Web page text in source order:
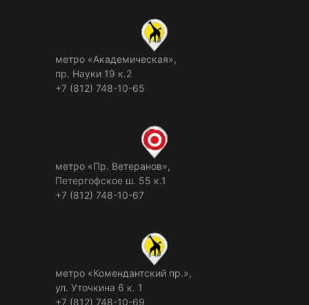
метро «Академическая»,
пр. Науки 19 к.2
+7 (812) 748-10-65
метро «Пр. Ветеранов»,
Петергофское ш. 55 к.1
+7 (812) 748-10-67
метро «Комендантский пр.»,
ул. Уточкина 6 к. 1
+7 (812) 748-10-69